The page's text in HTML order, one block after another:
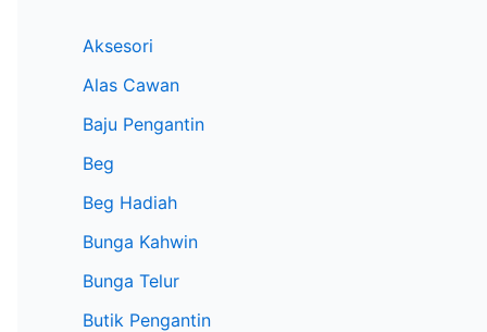
Aksesori
Alas Cawan
Baju Pengantin
Beg
Beg Hadiah
Bunga Kahwin
Bunga Telur
Butik Pengantin